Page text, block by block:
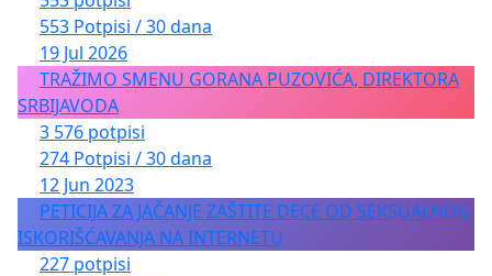
553 Potpisi / 30 dana
19 Jul 2026
TRAŽIMO SMENU GORANA PUZOVIĆA, DIREKTORA
SRBIJAVODA
3 576 potpisi
274 Potpisi / 30 dana
12 Jun 2023
PETICIJA ZA JAČANJE ZAŠTITE DECE OD SEKSUALNOG
ISKORIŠĆAVANJA NA INTERNETU
227 potpisi